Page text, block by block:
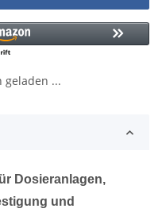
geladen ...
Dosieranlagen,
und